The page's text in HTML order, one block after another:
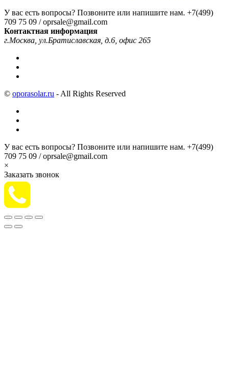
У вас есть вопросы? Позвоните или напишите нам. +7(499)
709 75 09 / oprsale@gmail.com
Контактная информация
г.Москва, ул.Братиславская, д.6, офис 265
© oporasolar.ru - All Rights Reserved
У вас есть вопросы? Позвоните или напишите нам. +7(499)
709 75 09 / oprsale@gmail.com
×
Заказать звонок